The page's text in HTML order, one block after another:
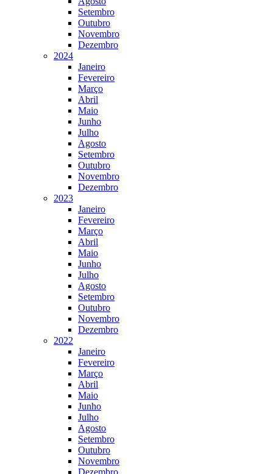
Setembro
Outubro
Novembro
Dezembro
2024
Janeiro
Fevereiro
Março
Abril
Maio
Junho
Julho
Agosto
Setembro
Outubro
Novembro
Dezembro
2023
Janeiro
Fevereiro
Março
Abril
Maio
Junho
Julho
Agosto
Setembro
Outubro
Novembro
Dezembro
2022
Janeiro
Fevereiro
Março
Abril
Maio
Junho
Julho
Agosto
Setembro
Outubro
Novembro
Dezembro